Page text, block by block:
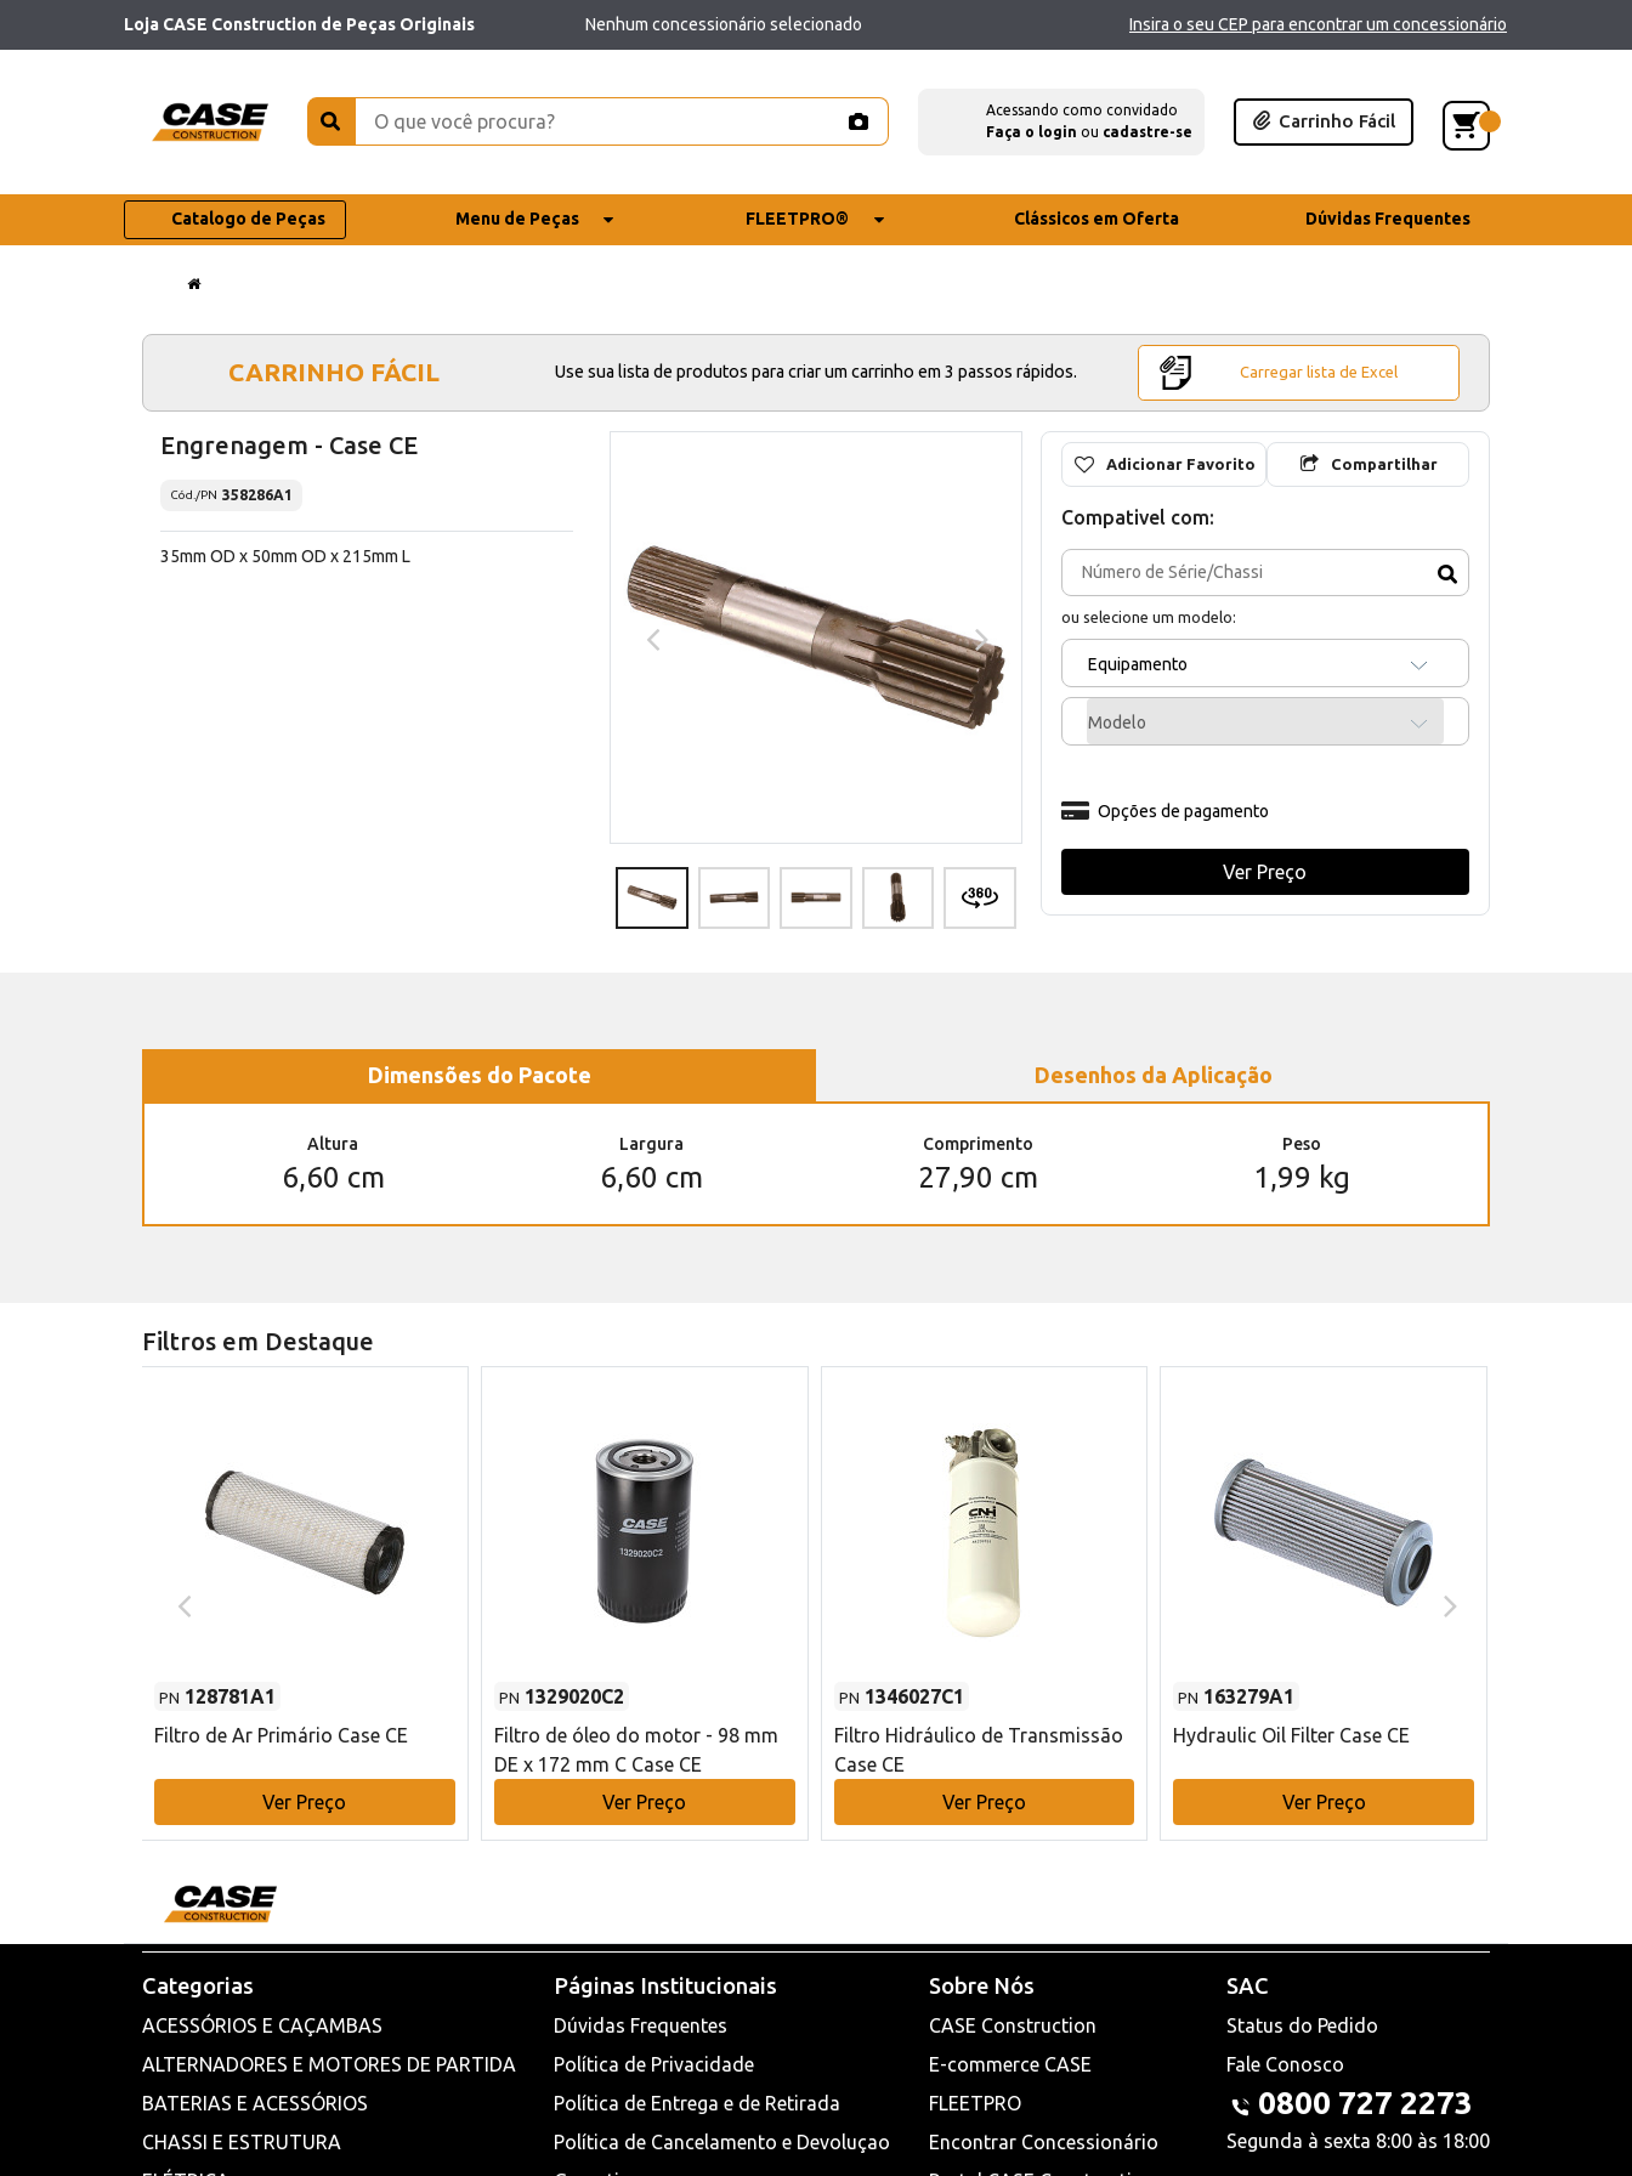
Loja CASE Construction de Peças Originais Nenhum concessionário selecionado Insira o seu CEP para encontrar um concessionário
Acessando como convidado
Faça o login ou cadastre-se
Carrinho Fácil
Catalogo de Peças Menu de Peças FLEETPRO® Clássicos em Oferta Dúvidas Frequentes
CARRINHO FÁCIL Use sua lista de produtos para criar um carrinho em 3 passos rápidos. Carregar lista de Excel
Engrenagem - Case CE
Cód./PN 358286A1
35mm OD x 50mm OD x 215mm L
Adicionar Favorito Compartilhar
Compativel com:
ou selecione um modelo:
Equipamento
Modelo
Opções de pagamento
Ver Preço
Dimensões do Pacote Desenhos da Aplicação
Altura
6,60 cm
Largura
6,60 cm
Comprimento
27,90 cm
Peso
1,99 kg
Filtros em Destaque
PN 128781A1
Filtro de Ar Primário Case CE
Ver Preço
PN 1329020C2
Filtro de óleo do motor - 98 mm
DE x 172 mm C Case CE
Ver Preço
PN 1346027C1
Filtro Hidráulico de Transmissão
Case CE
Ver Preço
PN 163279A1
Hydraulic Oil Filter Case CE
Ver Preço
Categorias
ACESSÓRIOS E CAÇAMBAS
ALTERNADORES E MOTORES DE PARTIDA
BATERIAS E ACESSÓRIOS
CHASSI E ESTRUTURA
Páginas Institucionais
Dúvidas Frequentes
Política de Privacidade
Política de Entrega e de Retirada
Política de Cancelamento e Devoluçao
Sobre Nós
CASE Construction
E-commerce CASE
FLEETPRO
Encontrar Concessionário
SAC
Status do Pedido
Fale Conosco
0800 727 2273
Segunda à sexta 8:00 às 18:00